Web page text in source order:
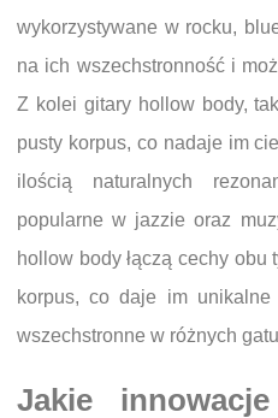
wykorzystywane w rocku,
na ich wszechstronność i
Z kolei gitary hollow body,
pusty korpus, co nadaje im
ilością naturalnych
popularne w jazzie oraz
hollow body łączą cechy
korpus, co daje im
wszechstronne w różnych
Jakie